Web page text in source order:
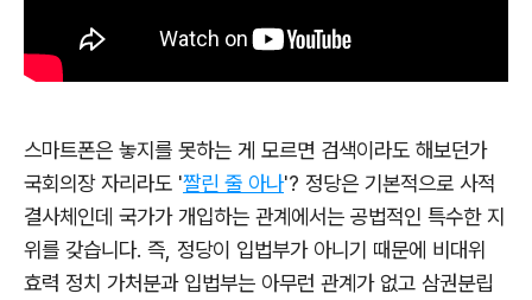
스마트폰은 놓지를 못하는 게 모르면 검색이라도 해보던가
국회의장 자리라도 '짤린 줄 아나'? 정당은 기본적으로 사적
결사체인데 국가가 개입하는 관계에서는 공법적인 특수한 지
위를 갖습니다. 즉, 정당이 입법부가 아니기 때문에 비대위
효력 정치 가처분과 입법부는 아무런 관계가 없고 삼권분립